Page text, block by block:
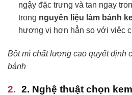
ngậy đặc trưng và tan ngay
trong nguyên liệu làm bánh
hương vị hơn hẳn so với việc
Bột mì chất lượng cao quyết định
bánh
2. Nghệ thuật chọn